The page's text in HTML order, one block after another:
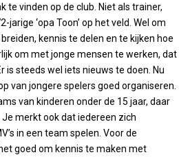
te vinden op de club. Niet als trainer,
‘opa Toon’ op het veld. Wel om
kennis te delen en te kijken hoe
om met jonge mensen te werken, dat
is steeds wel iets nieuws te doen. Nu
van jongere spelers goed organiseren.
van kinderen onder de 15 jaar, daar
merkt ook dat iedereen zich
in een team spelen. Voor de
goed om kennis te maken met